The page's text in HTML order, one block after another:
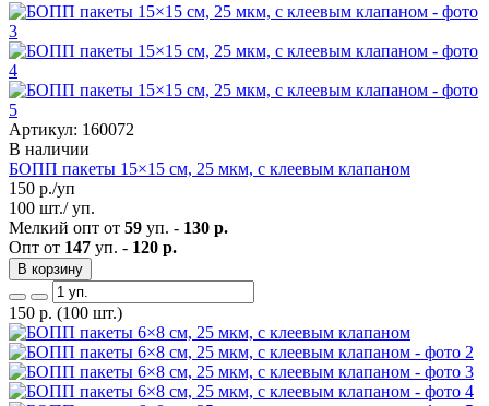
Артикул: 160072
В наличии
БОПП пакеты 15×15 см, 25 мкм, с клеевым клапаном
150 р./уп
100 шт./ уп.
Мелкий опт от 59 уп. - 130 р.
Опт от 147 уп. - 120 р.
В корзину
150 р. (100 шт.)